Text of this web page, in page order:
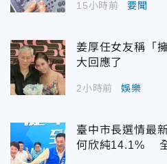
15小時前 要聞
姜厚任女友稱「
大回應了
2小時前 娛樂
臺中市長選情最
何欣純14.1%